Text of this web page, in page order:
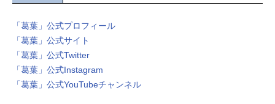
「葛葉」公式プロフィール
「葛葉」公式サイト
「葛葉」公式Twitter
「葛葉」公式Instagram
「葛葉」公式YouTubeチャンネル